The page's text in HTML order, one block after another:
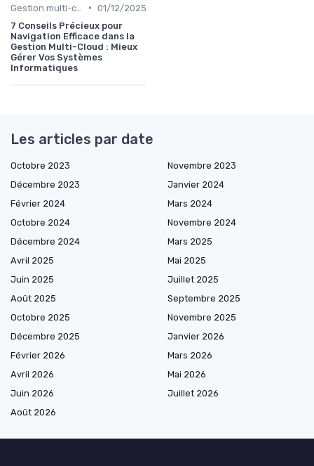
• 01/12/2025
7 Conseils Précieux pour
Navigation Efficace dans la
Gestion Multi-Cloud : Mieux
Gérer Vos Systèmes
Informatiques
Les articles par date
Octobre 2023
Novembre 2023
Décembre 2023
Janvier 2024
Février 2024
Mars 2024
Octobre 2024
Novembre 2024
Décembre 2024
Mars 2025
Avril 2025
Mai 2025
Juin 2025
Juillet 2025
Août 2025
Septembre 2025
Octobre 2025
Novembre 2025
Décembre 2025
Janvier 2026
Février 2026
Mars 2026
Avril 2026
Mai 2026
Juin 2026
Juillet 2026
Août 2026